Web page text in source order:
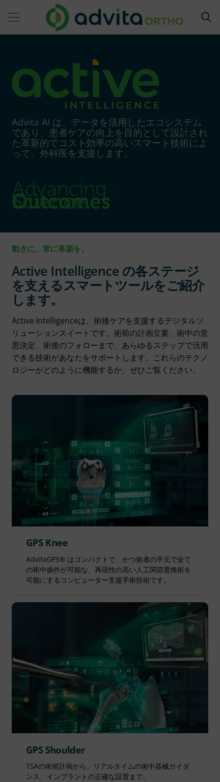
Advita AI は、データを活用したエコシステム
であり、患者ケアの向上を目的として設計され
た革新的でコスト効率の高いスマート技術によ
って、外科医を支援します。
Advancing :
Outcomes
Science
動きに、常に革新を。
Active Intelligence の各ステージ
を支えるスマートツールをご紹介
します。
Active Intelligenceは、術後ケアを支援するデジタルソ
リューションスイートです。術前の計画立案、術中の意
思決定、術後のフォローまで、あらゆるステップで活用
できる技術があなたをサポートします。これらのテクノ
ロジーがどのように機能するか、ぜひご覧ください。
GPS Knee
AdvitaGPS® はコンパクトで、かつ術者の手元で全て
の術中操作が可能な、再現性の高い人工関節置換術を
可能にするコンピューター支援手術技術です。
GPS Shoulder
TSAの術前計画から、リアルタイムの術中器械ガイダ
ンス、インプラントの正確な設置まで。